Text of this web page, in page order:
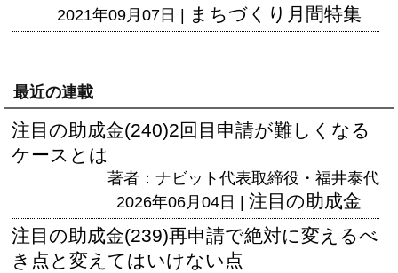
2021年09月07日 | まちづくり月間特集
最近の連載
注目の助成金(240)2回目申請が難しくなる
ケースとは
著者：ナビット代表取締役・福井泰代
2026年06月04日 | 注目の助成金
注目の助成金(239)再申請で絶対に変えるべ
き点と変えてはいけない点